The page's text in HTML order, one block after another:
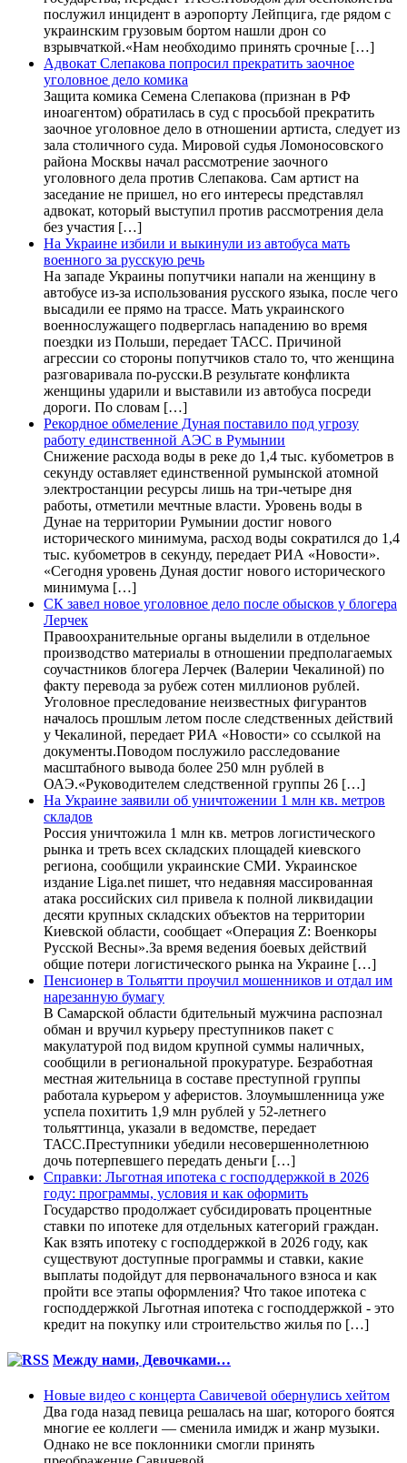
послужил инцидент в аэропорту Лейпцига, где рядом с
украинским грузовым бортом нашли дрон со
взрывчаткой.«Нам необходимо принять срочные […]
Адвокат Слепакова попросил прекратить заочное
уголовное дело комика
Защита комика Семена Слепакова (признан в РФ
иноагентом) обратилась в суд с просьбой прекратить
заочное уголовное дело в отношении артиста, следует из
зала столичного суда. Мировой судья Ломоносовского
района Москвы начал рассмотрение заочного
уголовного дела против Слепакова. Сам артист на
заседание не пришел, но его интересы представлял
адвокат, который выступил против рассмотрения дела
без участия […]
На Украине избили и выкинули из автобуса мать
военного за русскую речь
На западе Украины попутчики напали на женщину в
автобусе из-за использования русского языка, после чего
высадили ее прямо на трассе. Мать украинского
военнослужащего подверглась нападению во время
поездки из Польши, передает ТАСС. Причиной
агрессии со стороны попутчиков стало то, что женщина
разговаривала по-русски.В результате конфликта
женщины ударили и выставили из автобуса посреди
дороги. По словам […]
Рекордное обмеление Дуная поставило под угрозу
работу единственной АЭС в Румынии
Снижение расхода воды в реке до 1,4 тыс. кубометров в
секунду оставляет единственной румынской атомной
электростанции ресурсы лишь на три-четыре дня
работы, отметили мечтные власти. Уровень воды в
Дунае на территории Румынии достиг нового
исторического минимума, расход воды сократился до 1,4
тыс. кубометров в секунду, передает РИА «Новости».
«Сегодня уровень Дуная достиг нового исторического
минимума […]
СК завел новое уголовное дело после обысков у блогера
Лерчек
Правоохранительные органы выделили в отдельное
производство материалы в отношении предполагаемых
соучастников блогера Лерчек (Валерии Чекалиной) по
факту перевода за рубеж сотен миллионов рублей.
Уголовное преследование неизвестных фигурантов
началось прошлым летом после следственных действий
у Чекалиной, передает РИА «Новости» со ссылкой на
документы.Поводом послужило расследование
масштабного вывода более 250 млн рублей в
ОАЭ.«Руководителем следственной группы 26 […]
На Украине заявили об уничтожении 1 млн кв. метров
складов
Россия уничтожила 1 млн кв. метров логистического
рынка и треть всех складских площадей киевского
региона, сообщили украинские СМИ. Украинское
издание Liga.net пишет, что недавняя массированная
атака российских сил привела к полной ликвидации
десяти крупных складских объектов на территории
Киевской области, сообщает «Операция Z: Военкоры
Русской Весны».За время ведения боевых действий
общие потери логистического рынка на Украине […]
Пенсионер в Тольятти проучил мошенников и отдал им
нарезанную бумагу
В Самарской области бдительный мужчина распознал
обман и вручил курьеру преступников пакет с
макулатурой под видом крупной суммы наличных,
сообщили в региональной прокуратуре. Безработная
местная жительница в составе преступной группы
работала курьером у аферистов. Злоумышленница уже
успела похитить 1,9 млн рублей у 52-летнего
тольяттинца, указали в ведомстве, передает
ТАСС.Преступники убедили несовершеннолетнюю
дочь потерпевшего передать деньги […]
Справки: Льготная ипотека с господдержкой в 2026
году: программы, условия и как оформить
Государство продолжает субсидировать процентные
ставки по ипотеке для отдельных категорий граждан.
Как взять ипотеку с господдержкой в 2026 году, как
существуют доступные программы и ставки, какие
выплаты подойдут для первоначального взноса и как
пройти все этапы оформления? Что такое ипотека с
господдержкой Льготная ипотека с господдержкой - это
кредит на покупку или строительство жилья по […]
Между нами, Девочками…
Новые видео с концерта Савичевой обернулись хейтом
Два года назад певица решалась на шаг, которого боятся
многие ее коллеги — сменила имидж и жанр музыки.
Однако не все поклонники смогли принять